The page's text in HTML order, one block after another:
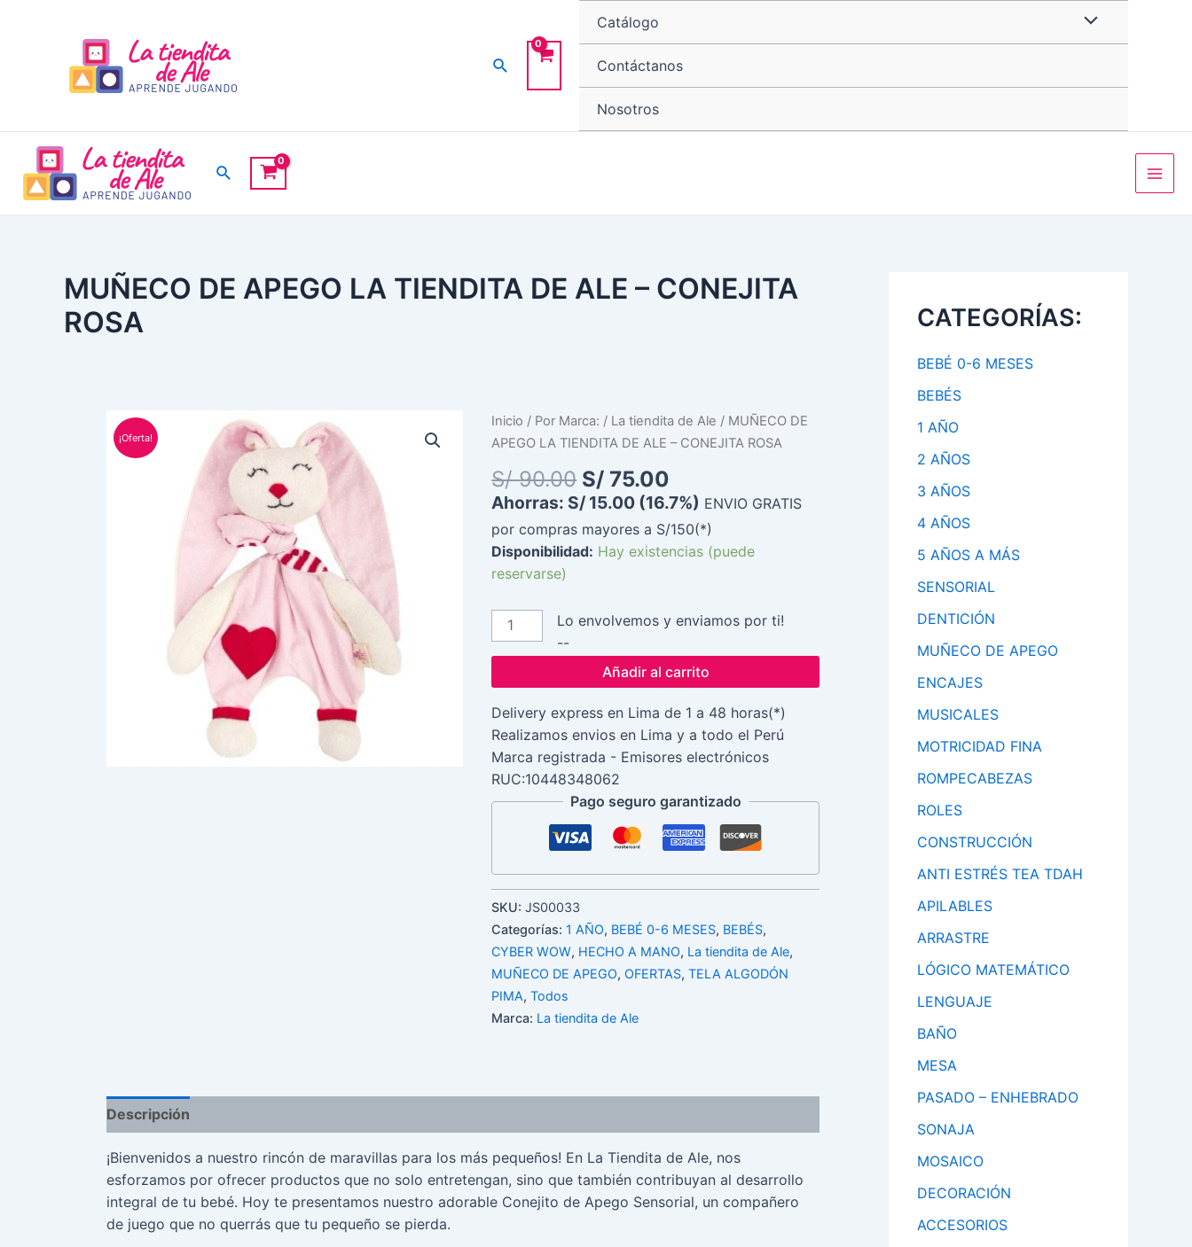
Buscar
Catálogo Alternar
Contáctanos
Nosotros
Buscar
Main
MUÑECO DE APEGO LA TIENDITA DE ALE – CONEJITA
ROSA
¡Oferta!
Inicio / Por Marca: / La tiendita de Ale / MUÑECO DE
APEGO LA TIENDITA DE ALE – CONEJITA ROSA
S/90.00
El
precio
original
era:
S/ 90.00.
S/ 75.00
El
precio
S/ 75.00.
Ahorras: S/ 15.00 (16.7%) ENVIO GRATIS
por compras mayores a S/150(*)
Disponibilidad: Hay existencias (puede
reservarse)
MUÑECO
DE
LA
TIENDITA
DE
ALE
-
ROSA
cantidad
Añadir al carrito
Lo envolvemos y enviamos por ti!
--
Delivery express en Lima de 1 a 48 horas(*)
Realizamos envios en Lima y a todo el Perú
Marca registrada - Emisores electrónicos
RUC:10448348062
Pago seguro garantizado
SKU:JS00033
Categorías: 1 AÑO, BEBÉ 0-6 MESES, BEBÉS,
CYBER WOW, HECHO A MANO, La tiendita de Ale,
MUÑECO DE APEGO,OFERTAS,TELA ALGODÓN
PIMA,Todos
Marca: La tiendita de Ale
Descripción
¡Bienvenidos a nuestro rincón de maravillas para los más pequeños! En La Tiendita de Ale, nos
esforzamos por ofrecer productos que no solo entretengan, sino que también contribuyan al desarrollo
integral de tu bebé. Hoy te presentamos nuestro adorable Conejito de Apego Sensorial, un compañero
de juego que no querrás que tu pequeño se pierda.
CATEGORÍAS:
BEBÉ 0-6 MESES
BEBÉS
1 AÑO
2 AÑOS
3 AÑOS
4 AÑOS
5 AÑOS A MÁS
SENSORIAL
DENTICIÓN
MUÑECO DE APEGO
ENCAJES
MUSICALES
MOTRICIDAD FINA
ROMPECABEZAS
ROLES
CONSTRUCCIÓN
ANTI ESTRÉS TEA TDAH
APILABLES
ARRASTRE
LÓGICO MATEMÁTICO
LENGUAJE
BAÑO
MESA
PASADO – ENHEBRADO
SONAJA
MOSAICO
DECORACIÓN
ACCESORIOS